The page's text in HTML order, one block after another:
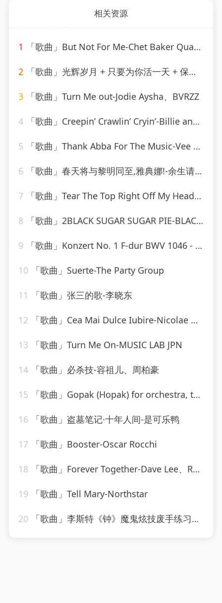
相关资源
1 「歌曲」But Not For Me-Chet Baker Quartet
2 「歌曲」光辉岁月 + 只要为你活一天 + 保重-谢霆锋、朱一龙
3 「歌曲」Turn Me out-Jodie Aysha、BVRZZ
4 「歌曲」Creepin’ Crawlin’ Cryin’-Billie and Lillie
5 「歌曲」Thank Abba For The Music-Vee Sing Zone
6 「歌曲」春天将与黎明同至,雅典娜!-余生请珍惜
7 「歌曲」Tear The Top Right Off My Head-The Monkees
8 「歌曲」2BLACK SUGAR SUGAR PIE-BLACK SUGAR SUGAR PIE (RAGGA、Grady Martin
9 「歌曲」Konzert No. 1 F-dur BWV 1046 - Allegro-Karl Richter、The Munich Philharmonic Orchestra
10 「歌曲」Suerte-The Party Group
11 「歌曲」张三的歌-李晓东
12 「歌曲」Cea Mai Dulce Iubire-Nicolae Guta
13 「歌曲」Turn Me On-MUSIC LAB JPN
14 「歌曲」必杀技-容祖儿、周柏豪
15 「歌曲」Gopak (Hopak) for orchestra, transcribed by Liadov
16 「歌曲」盗墓笔记·十年人间-是可乐鸭
17 「歌曲」Booster-Oscar Rocchi
18 「歌曲」Forever Together-Dave Lee、Raven Maize、Cassimm
19 「歌曲」Tell Mary-Northstar
20 「歌曲」李斯特《钟》魔鬼炫技废手练习曲-姚悦钢琴老师